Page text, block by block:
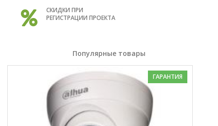
СКИДКИ ПРИ
РЕГИСТРАЦИИ ПРОЕКТА
Популярные товары
ГАРАНТИЯ